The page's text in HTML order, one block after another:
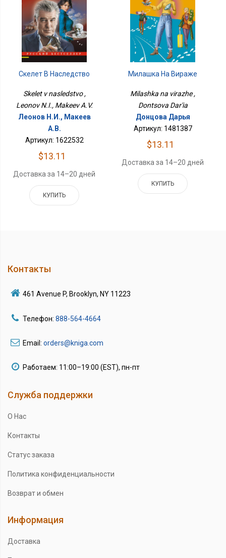
Скелет В Наследство
Skelet v nasledstvo ,
Leonov N.I., Makeev A.V.
Леонов Н.И., Макеев
А.В.
Артикул: 1622532
$13.11
Доставка за 14–20 дней
КУПИТЬ
Милашка На Вираже
Milashka na virazhe ,
Dontsova Dar'ia
Донцова Дарья
Артикул: 1481387
$13.11
Доставка за 14–20 дней
КУПИТЬ
Контакты
461 Avenue P, Brooklyn, NY 11223
Телефон: 888-564-4664
Email: orders@kniga.com
Работаем: 11:00–19:00 (EST), пн-пт
Служба поддержки
О Нас
Контакты
Статус заказа
Политика конфиденциальности
Возврат и обмен
Информация
Доставка